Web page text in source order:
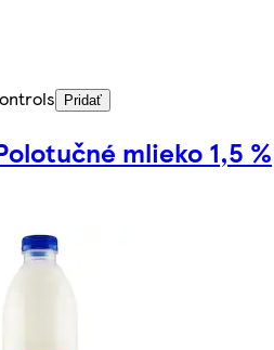
Pridať
mlieko 1,5 %